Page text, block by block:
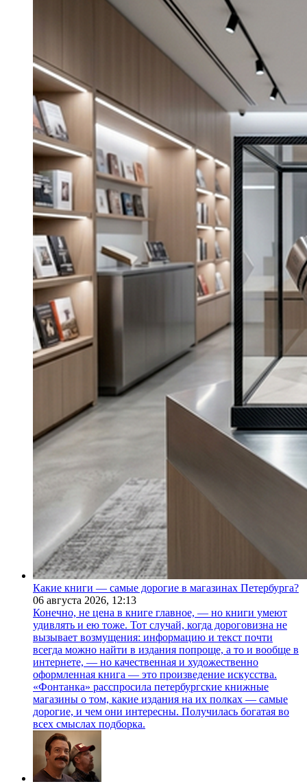
Какие книги — самые дорогие в магазинах Петербурга?
06 августа 2026, 12:13
Конечно, не цена в книге главное, — но книги умеют
удивлять и ею тоже. Тот случай, когда дороговизна не
вызывает возмущения: информацию и текст почти
всегда можно найти в издания попроще, а то и вообще в
интернете, — но качественная и художественно
оформленная книга — это произведение искусства.
«Фонтанка» расспросила петербургские книжные
магазины о том, какие издания на их полках — самые
дорогие, и чем они интересны. Получилась богатая во
всех смыслах подборка.